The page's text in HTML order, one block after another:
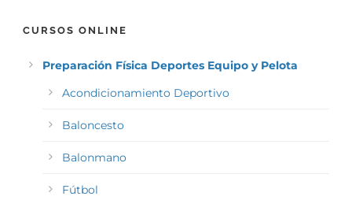
CURSOS ONLINE
Preparación Física Deportes Equipo y Pelota
Acondicionamiento Deportivo
Baloncesto
Balonmano
Fútbol